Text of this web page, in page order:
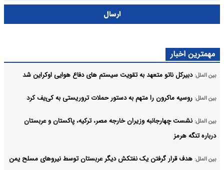
ارسال
مهمترین اخبار
بین الملل: دبیرکل ناتو متعهد به تقویت سیستم های دفاع هوایی اوکراین شد
بین الملل: روسیه ماکرون را متهم به دستور حملات تروریستی به کی‌یف کرد
بین الملل: نشست چهارجانبه وزیران خارجه مصر، ترکیه، پاکستان و عربستان
درباره تنگه هرمز
بین الملل: هدف قرار گرفتن یک نفتکش دیگر عربستان توسط نیروهای مسلح یمن